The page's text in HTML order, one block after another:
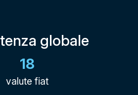
globale
18
valute fiat